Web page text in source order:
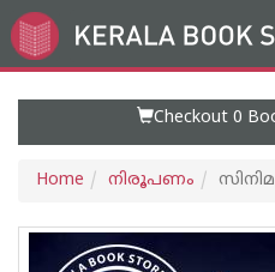
Go
to
Checkout 0
Home നിരൂപണം